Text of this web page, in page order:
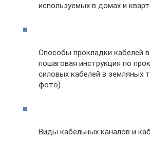
используемых в домах и
Способы прокладки кабелей
пошаговая инструкция по
силовых кабелей в земляных
фото)
Виды кабельных каналов и